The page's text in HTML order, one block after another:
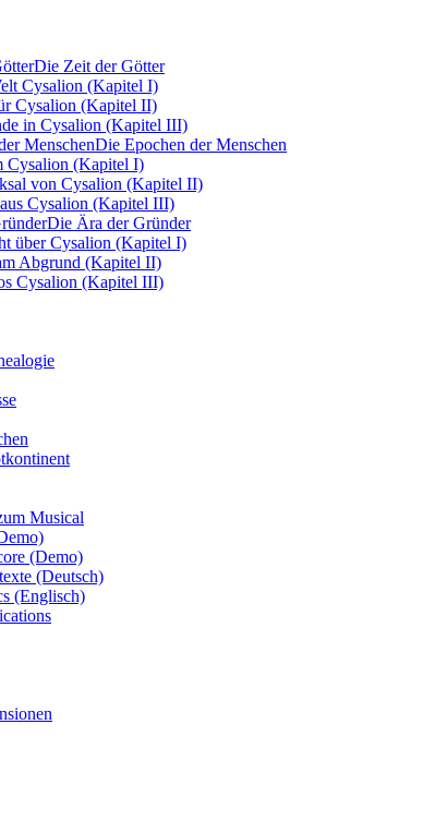
Die Zeit der Götter
Cysalion (Kapitel I)
Cysalion (Kapitel II)
in Cysalion (Kapitel III)
Die Epochen der Menschen
Cysalion (Kapitel I)
von Cysalion (Kapitel II)
Cysalion (Kapitel III)
Die Ära der Gründer
über Cysalion (Kapitel I)
Abgrund (Kapitel II)
Cysalion (Kapitel III)
Musical
(Demo)
(Deutsch)
(Englisch)